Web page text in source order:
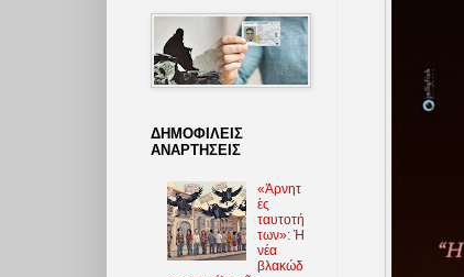
ΔΗΜΟΦΙΛΕΙΣ
ΑΝΑΡΤΗΣΕΙΣ
«Ἀρνητ
ὲς
ταυτοτή
των»: Ἡ
νέα
βλακώδ